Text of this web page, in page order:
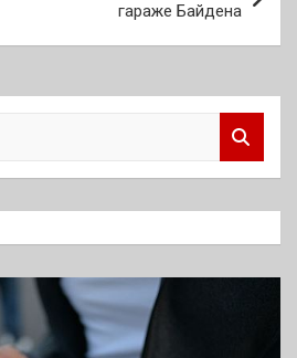
гараже Байдена